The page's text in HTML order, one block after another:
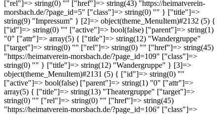
["rel"]=> string(0) "" ["href"]=> string(43) "https://heimatverein-
morsbach.de/?page_id=5" ["class"]=> string(0) "" } ["title"]=>
string(9) "Impressum" } [2]=> object(theme_MenuItem)#2132 (5) {
["id"]=> string(0) "" ["active"]=> bool(false) ["parent"]=> string(1)
"0" ["attr"]=> array(5) { ["title"]=> string(12) "Wandergruppe"
["target"]=> string(0) "" ["rel"]=> string(0) "" ["href"]=> string(45)
"https://heimatverein-morsbach.de/?page_id=109" ["class"]=>
string(0) "" } ["title"]=> string(12) "Wandergruppe" } [3]=>
object(theme_MenuItem)#2131 (5) { ["id"]=> string(0) ""
["active"]=> bool(false) ["parent"]=> string(1) "0" ["attr"]=>
array(5) { ["title"]=> string(13) "Theatergruppe" ["target"]=>
string(0) "" ["rel"]=> string(0) "" ["href"]=> string(45)
"https://heimatverein-morsbach.de/?page_id=106" ["class"]=>